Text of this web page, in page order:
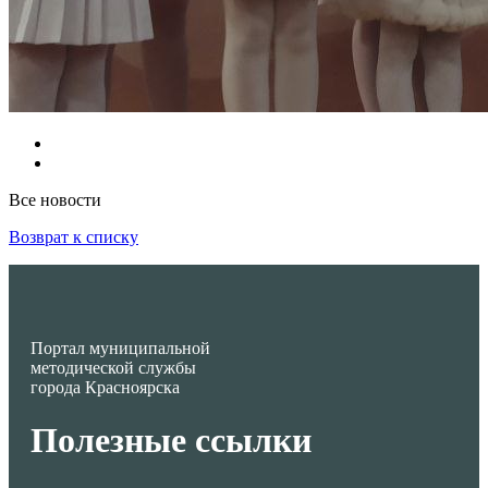
Все новости
Возврат к списку
Портал муниципальной
методической службы
города Красноярска
Полезные ссылки